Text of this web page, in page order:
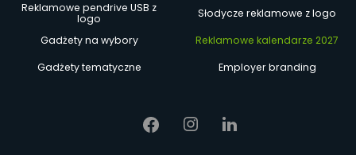
Reklamowe pendrive USB z
logo
Słodycze reklamowe z logo
Gadżety na wybory
Reklamowe kalendarze 2027
Gadżety tematyczne
Employer branding